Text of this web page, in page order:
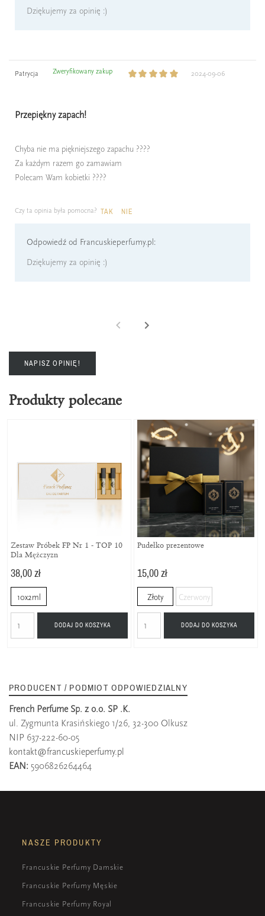
Dziękujemy za opinię :)
Patrycja Zweryfikowany zakup 2024-09-06
Przepiękny zapach!
Chyba nie ma piękniejszego zapachu ????
Za każdym razem go zamawiam
Polecam Wam kobietki ????
Czy ta opinia była pomocna? TAK NIE
Odpowiedź od Francuskieperfumy.pl:
Dziękujemy za opinię :)
NAPISZ OPINIĘ!
Produkty polecane
Zestaw Próbek FP Nr 1 - TOP 10
Dla Mężczyzn
38,00 zł
10x2ml
DODAJ DO KOSZYKA
Pudełko prezentowe
15,00 zł
Złoty Czerwony
DODAJ DO KOSZYKA
PRODUCENT / PODMIOT ODPOWIEDZIALNY
French Perfume Sp. z o.o. SP .K.
ul. Zygmunta Krasińskiego 1/26, 32-300 Olkusz
NIP 637-222-60-05
kontakt@francuskieperfumy.pl
EAN: 5906826264464
NASZE PRODUKTY
Francuskie Perfumy Damskie
Francuskie Perfumy Męskie
Francuskie Perfumy Royal